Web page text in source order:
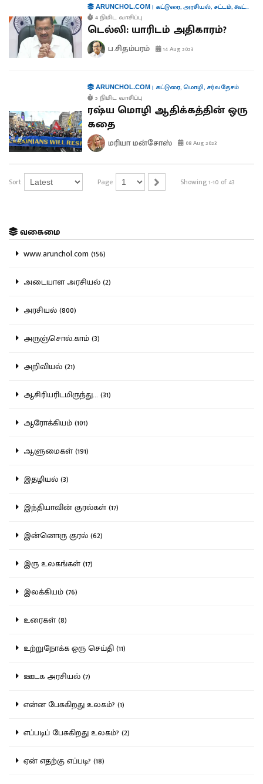
ARUNCHOL.COM| கட்டுரை,அரசியல், சட்டம்,கூட்டாட்சி
4 நிமிட வாசிப்பு
டெல்லி: யாரிடம் அதிகாரம்?
ப.சிதம்பரம் 14 Aug 2023
ARUNCHOL.COM| கட்டுரை,மொழி, சர்வதேசம்
5 நிமிட வாசிப்பு
ரஷ்ய மொழி ஆதிக்கத்தின் ஒரு
கதை
மரியா மன்சோஸ் 08 Aug 2023
Sort Page Showing 1-10 of 43
வகைமை
www.arunchol.com (156)
அடையாள அரசியல் (2)
அரசியல் (800)
அருஞ்சொல்.காம் (3)
அறிவியல் (21)
ஆசிரியரிடமிருந்து... (31)
ஆரோக்கியம் (101)
ஆளுமைகள் (191)
இதழியல் (3)
இந்தியாவின் குரல்கள் (17)
இன்னொரு குரல் (62)
இரு உலகங்கள் (17)
இலக்கியம் (76)
உரைகள் (8)
உற்றுநோக்க ஒரு செய்தி (11)
ஊடக அரசியல் (7)
என்ன பேசுகிறது உலகம்? (1)
எப்படிப் பேசுகிறது உலகம்? (2)
ஏன் எதற்கு எப்படி? (18)